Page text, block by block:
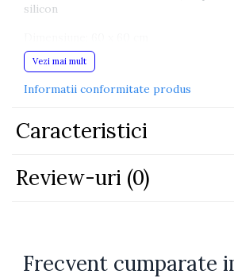
silicon
Garanție: 24 luni
Vezi mai mult
Informatii conformitate produs
Caracteristici
Review-uri (0)
Frecvent cumparate